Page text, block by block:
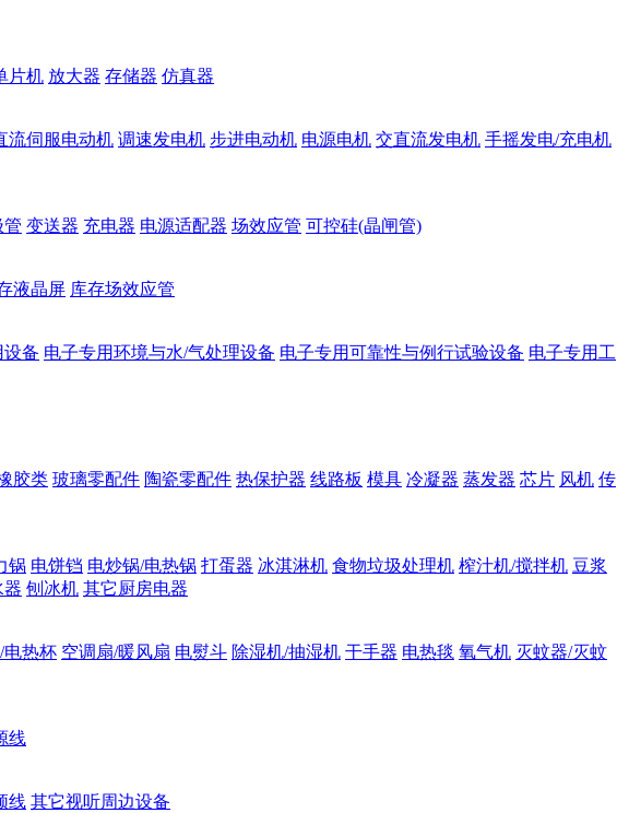
片机 放大器 存储器 仿真器
流伺服电动机 调速发电机 步进电动机 电源电机 交直流发电机 手摇发电/充电机
管 变送器 充电器 电源适配器 场效应管 可控硅(晶闸管)
液晶屏 库存场效应管
设备 电子专用环境与水/气处理设备 电子专用可靠性与例行试验设备 电子专用工
胶类 玻璃零配件 陶瓷零配件 热保护器 线路板 模具 冷凝器 蒸发器 芯片 风机 传
锅 电饼铛 电炒锅/电热锅 打蛋器 冰淇淋机 食物垃圾处理机 榨汁机/搅拌机 豆浆
器 刨冰机 其它厨房电器
电热杯 空调扇/暖风扇 电熨斗 除湿机/抽湿机 干手器 电热毯 氧气机 灭蚊器/灭蚊
线
线 其它视听周边设备